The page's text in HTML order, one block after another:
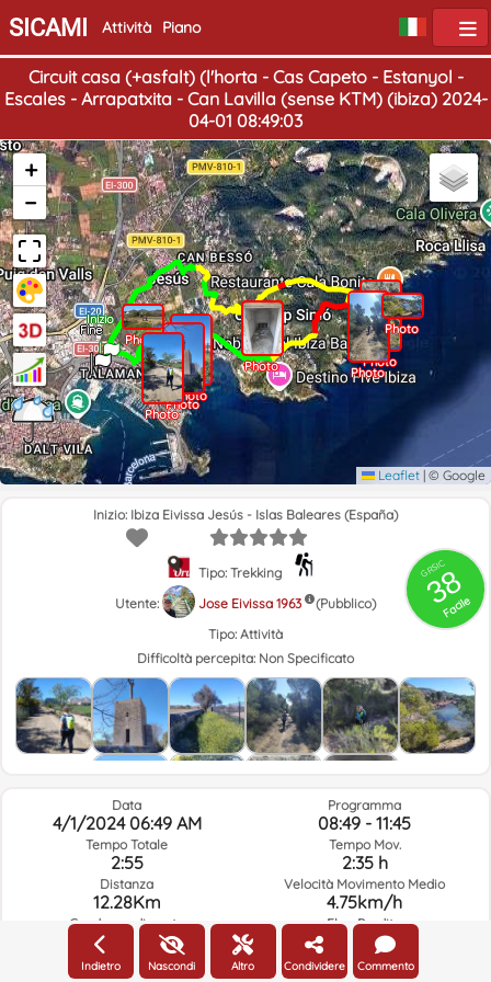
SICAMI Attività Piano
Circuit casa (+asfalt) (l'horta - Cas Capeto - Estanyol -
Escales - Arrapatxita - Can Lavilla (sense KTM) (ibiza) 2024-
04-01 08:49:03
Inizio
Fine
Photo
Photo
Photo
Photo
Photo
Photo
Photo
Photo
Photo
Photo
+
−
Leaflet | © Google
GRSIC
38
Facile
Inizio: Ibiza Eivissa Jesús - Islas Baleares (España)
Tipo: Trekking
Utente:
Jose Eivissa 1963
(Pubblico)
Tipo: Attività
Difficoltà percepita: Non Specificato
Data
4/1/2024 06:49 AM
Tempo Totale
2:55
Distanza
12.28Km
Guadagno di quota
194.8m
Programma
08:49 - 11:45
Tempo Mov.
2:35 h
Velocità Movimento Medio
4.75km/h
Elev. Perdita.
195.6m
Indietro Nascondi Altro Condividere Commento